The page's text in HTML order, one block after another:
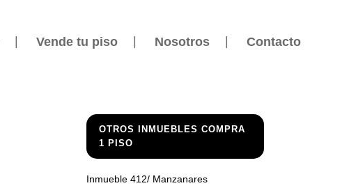
Vende tu piso Nosotros Contacto
OTROS INMUEBLES COMPRA
1 PISO
Inmueble 412/ Manzanares